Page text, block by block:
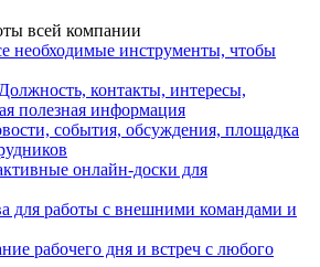
всей компании
необходимые инструменты, чтобы
Должность, контакты, интересы,
полезная информация
события, обсуждения, площадка
онлайн-доски для
для работы с внешними командами и
рабочего дня и встреч с любого